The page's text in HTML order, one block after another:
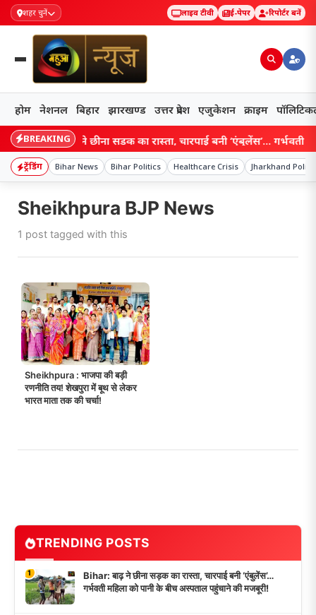
शहर चुनें लाइव टीवी ई-पेपर रिपोर्टर बनें
होम नेशनल बिहार झारखण्ड उत्तर प्रदेश एजुकेशन क्राइम
BREAKING
Bihar: बाढ़ ने छीना सड़क का रास्ता, चारपाई बनी ‘एंबुलेंस’… गर्भवती
ट्रेंडिंग Bihar News Bihar Politics Healthcare Crisis Jharkhand
Sheikhpura BJP News
1 post tagged with this
Sheikhpura : भाजपा की बड़ी
रणनीति तय! शेखपुरा में बूथ से लेकर
भारत माता तक की चर्चा!
TRENDING POSTS
1
Bihar: बाढ़ ने छीना सड़क का रास्ता, चारपाई बनी ‘एंबुलेंस’…
गर्भवती महिला को पानी के बीच अस्पताल पहुंचाने की मजबूरी!